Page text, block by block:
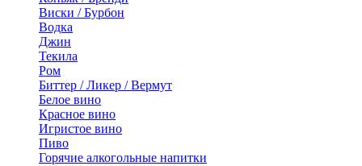
Виски / Бурбон
Водка
Джин
Текила
Ром
Биттер / Ликер / Вермут
Белое вино
Красное вино
Игристое вино
Пиво
Горячие алкогольные напитки